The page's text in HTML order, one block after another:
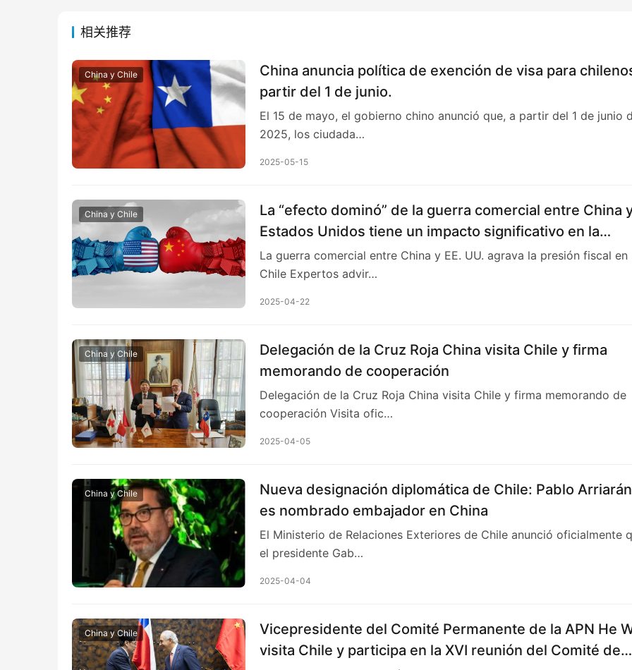
相关推荐
China y Chile
China anuncia política de exención de visa para
partir del 1 de junio.
El 15 de mayo, el gobierno chino anunció que, a partir del 1 de junio
2025, los ciudada…
2025-05-15
China y Chile
La “efecto dominó” de la guerra comercial entre China
Estados Unidos tiene un impacto significativo en la
economía de Chile en 2025.
La guerra comercial entre China y EE. UU. agrava la presión fiscal en
Chile Expertos advir…
2025-04-22
China y Chile
Delegación de la Cruz Roja China visita Chile y firma
memorando de cooperación
Delegación de la Cruz Roja China visita Chile y firma memorando de
cooperación Visita ofic…
2025-04-05
China y Chile
Nueva designación diplomática de Chile: Pablo Arriarán
es nombrado embajador en China
El Ministerio de Relaciones Exteriores de Chile anunció oficialmente
el presidente Gab…
2025-04-04
China y Chile
Vicepresidente del Comité Permanente de la APN He
visita Chile y participa en la XVI reunión del Comité de